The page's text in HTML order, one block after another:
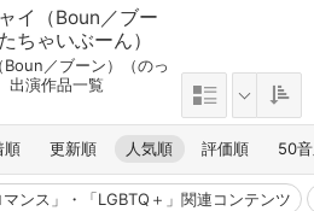
イ（Boun／ブー
ちゃいぶーん）
／ブーン）（のっ
出演作品一覧
順 更新順 人気順 評価順 50
マンス」・「LGBTQ＋」関連コンテンツ